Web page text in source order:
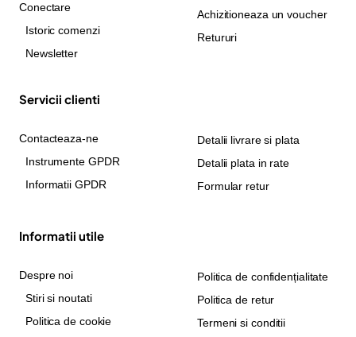
Conectare
Istoric comenzi
Newsletter
Achizitioneaza un voucher
Retururi
Servicii clienti
Contacteaza-ne
Instrumente GPDR
Informatii GPDR
Detalii livrare si plata
Detalii plata in rate
Formular retur
Informatii utile
Despre noi
Stiri si noutati
Politica de cookie
Politica de confidențialitate
Politica de retur
Termeni si conditii